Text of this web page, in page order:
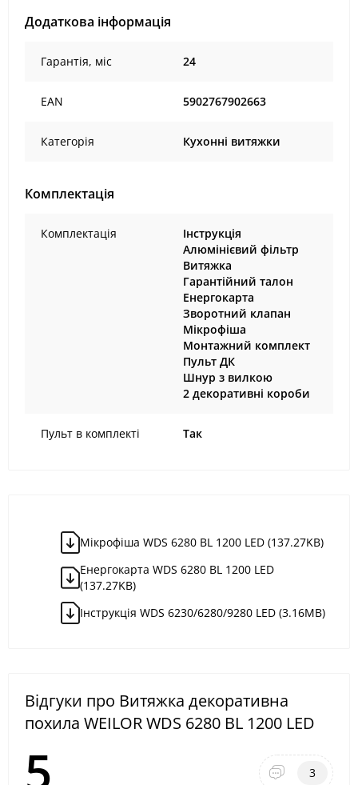
Додаткова інформація
Гарантія, міс 24
EAN 5902767902663
Категорія Кухонні витяжки
Комплектація
Комплектація
Інструкція
Алюмінієвий фільтр
Витяжка
Гарантійний талон
Енергокарта
Зворотний клапан
Мікрофіша
Монтажний комплект
Пульт ДК
Шнур з вилкою
2 декоративні короби
Пульт в комплекті Так
Мікрофіша WDS 6280 BL 1200 LED (137.27KB)
Енергокарта WDS 6280 BL 1200 LED
(137.27KB)
Інструкція WDS 6230/6280/9280 LED (3.16MB)
Відгуки про Витяжка декоративна
похила WEILOR WDS 6280 BL 1200 LED
5 3